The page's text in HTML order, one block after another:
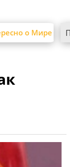
о Мире